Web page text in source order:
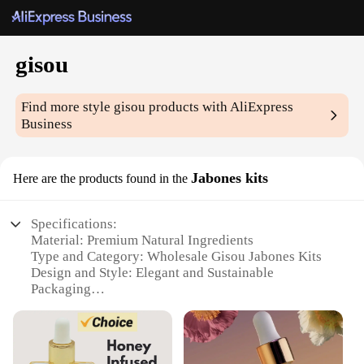
gisou
Find more style gisou products with AliExpress
Business
Here are the products found in the Jabones kits
Specifications:
Material: Premium Natural Ingredients
Type and Category: Wholesale Gisou Jabones Kits
Design and Style: Elegant and Sustainable
Packaging
Skin
Performance and Property: Gentle on Skin, Rich